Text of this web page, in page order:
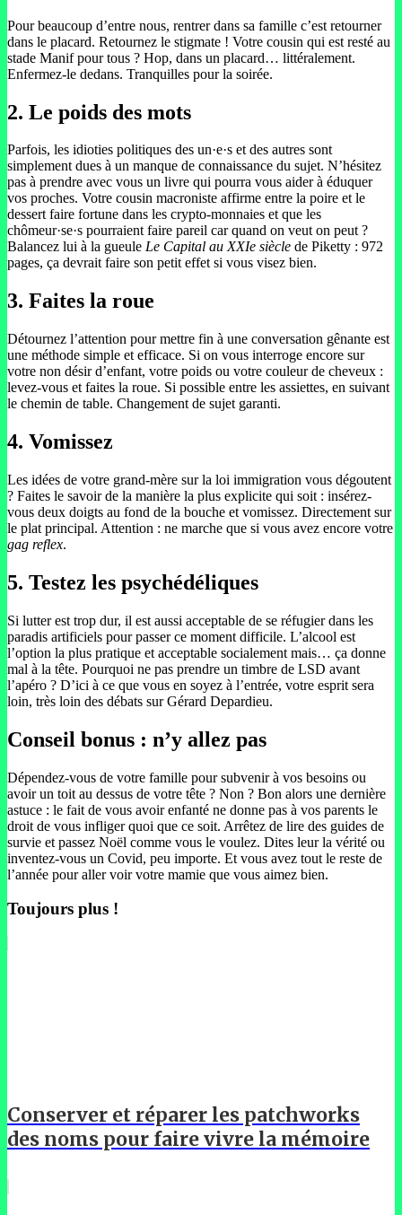
Pour beaucoup d’entre nous, rentrer dans sa famille c’est retourner
dans le placard. Retournez le stigmate ! Votre cousin qui est resté au
stade Manif pour tous ? Hop, dans un placard… littéralement.
Enfermez-le dedans. Tranquilles pour la soirée.
2. Le poids des mots
Parfois, les idioties politiques des un·e·s et des autres sont
simplement dues à un manque de connaissance du sujet. N’hésitez
pas à prendre avec vous un livre qui pourra vous aider à éduquer
vos proches. Votre cousin macroniste affirme entre la poire et le
dessert faire fortune dans les crypto-monnaies et que les
chômeur·se·s pourraient faire pareil car quand on veut on peut ?
Balancez lui à la gueule Le Capital au XXIe siècle de Piketty : 972
pages, ça devrait faire son petit effet si vous visez bien.
3. Faites la roue
Détournez l’attention pour mettre fin à une conversation gênante est
une méthode simple et efficace. Si on vous interroge encore sur
votre non désir d’enfant, votre poids ou votre couleur de cheveux :
levez-vous et faites la roue. Si possible entre les assiettes, en suivant
le chemin de table. Changement de sujet garanti.
4. Vomissez
Les idées de votre grand-mère sur la loi immigration vous dégoutent
? Faites le savoir de la manière la plus explicite qui soit : insérez-
vous deux doigts au fond de la bouche et vomissez. Directement sur
le plat principal. Attention : ne marche que si vous avez encore votre
gag reflex.
5. Testez les psychédéliques
Si lutter est trop dur, il est aussi acceptable de se réfugier dans les
paradis artificiels pour passer ce moment difficile. L’alcool est
l’option la plus pratique et acceptable socialement mais… ça donne
mal à la tête. Pourquoi ne pas prendre un timbre de LSD avant
l’apéro ? D’ici à ce que vous en soyez à l’entrée, votre esprit sera
loin, très loin des débats sur Gérard Depardieu.
Conseil bonus : n’y allez pas
Dépendez-vous de votre famille pour subvenir à vos besoins ou
avoir un toit au dessus de votre tête ? Non ? Bon alors une dernière
astuce : le fait de vous avoir enfanté ne donne pas à vos parents le
droit de vous infliger quoi que ce soit. Arrêtez de lire des guides de
survie et passez Noël comme vous le voulez. Dites leur la vérité ou
inventez-vous un Covid, peu importe. Et vous avez tout le reste de
l’année pour aller voir votre mamie que vous aimez bien.
Toujours plus !
Conserver et réparer les patchworks
des noms pour faire vivre la mémoire